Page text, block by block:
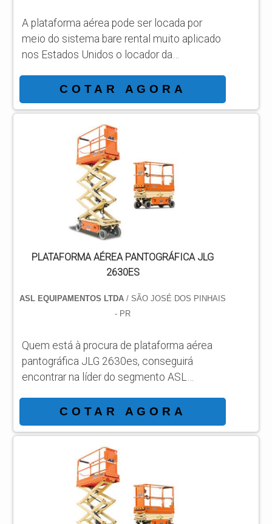
A plataforma aérea pode ser locada por
meio do sistema bare rental muito aplicado
nos Estados Unidos o locador da
propriedade podendo lançar como
despesas as faturas sem necessidade de
imobilização e se dedicar nas operações
fins de sua empresa com foco sobre o
melhor aproveitamento do uso da
plataforma locada. TIPOS DE
PLATAFORMAS AÉREAS Plataforma
articulada GTZZ18J; Plataforma telecópica
GTBZ27; Plataforma tesoura GTJZ10;
Plataforma articulada GT...
COTAR AGORA
PLATAFORMA AÉREA PANTOGRÁFICA JLG
2630ES
ASL EQUIPAMENTOS LTDA/ SÃO JOSÉ DOS PINHAIS
- PR
Quem está à procura de plataforma aérea
pantográfica JLG 2630es, conseguirá
encontrar na líder do segmento ASL
por meio da própria empresa e achando a
líder em qualidade. MAIS SOBRE
PLATAFORMA AÉREA PANTOGRÁFICA
JLG 2630ES Quem quer achar plataforma
aérea pantográfica JLG 2630es em uma
companhia responsável, descobre o site da
ASL Equipamentos. Com grande know-how
focado em plataformas elevatória...
COTAR AGORA